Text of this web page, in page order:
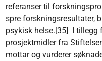
referanser til
spre forskningsresultater,
psykisk helse. [35]
I tillegg
prosjektmidler fra
mottar og vurderer